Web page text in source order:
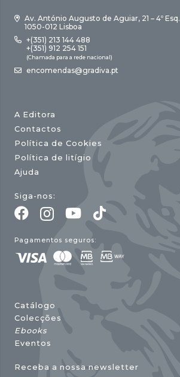
Av. António Augusto de Aguiar, 21 – 4º Esq.
1050-012 Lisboa
+(351) 213 144 488
+(351) 912 254 151
(Chamada para a rede nacional)
encomendas@gradiva.pt
A Editora
Contactos
Política de Cookies
Política de litígio
Ajuda
Siga-nos:
Pagamentos seguros:
Catálogo
Colecções
Ebooks
Eventos
Receba a nossa newsletter